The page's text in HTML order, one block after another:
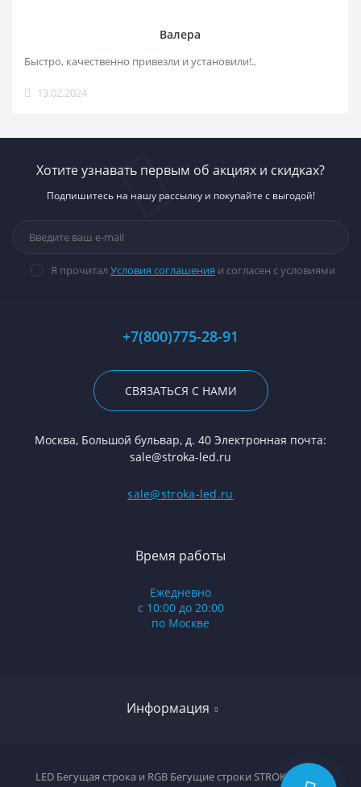
Валера
Быстро, качественно привезли и установили!..
13.02.2024
Хотите узнавать первым об акциях и скидках?
Подпишитесь на нашу рассылку и покупайте с выгодой!
Я прочитал Условия соглашения и согласен с условиями
+7(800)775-28-91
СВЯЗАТЬСЯ С НАМИ
Москва, Большой бульвар, д. 40 Электронная почта:
sale@stroka-led.ru
sale@stroka-led.ru
Информация
Время работы
Ежедневно
с 10:00 до 20:00
по Москве
LED Бегущая строка и RGB Бегущие строки STROKA-LED ©